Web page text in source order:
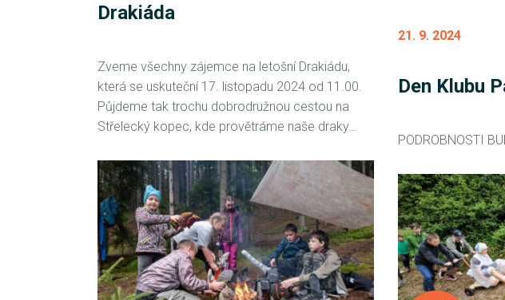
Drakiáda
Zveme všechny zájemce na letošní Drakiádu,
která se uskuteční 17. listopadu 2024 od 11.00.
Půjdeme tak trochu dobrodružnou cestou na
Střelecký kopec, kde provětráme naše draky…
21. 9. 2024
Den Klubu
PODROBNOSTI